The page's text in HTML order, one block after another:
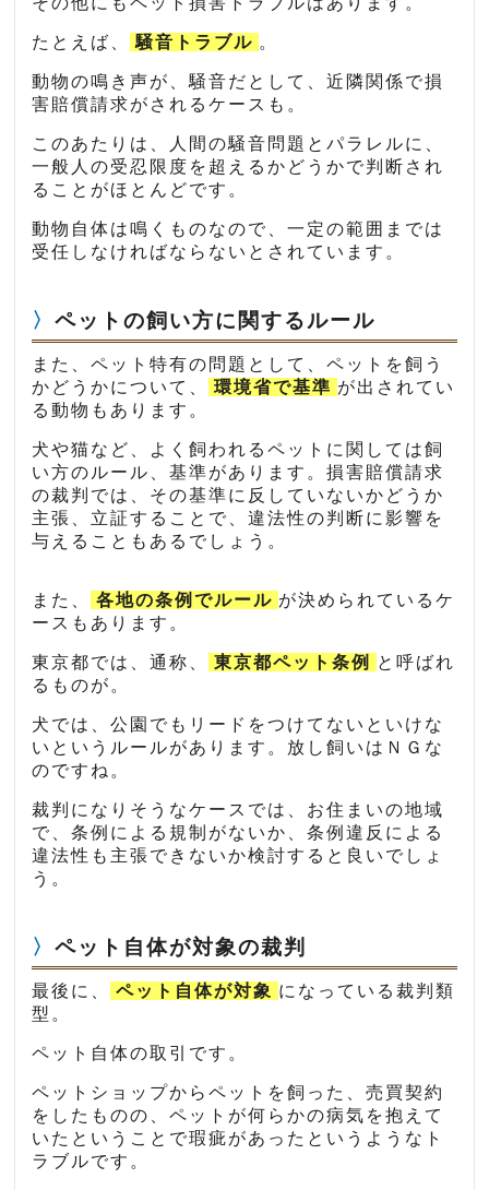
たとえば、 騒音トラブル 。
動物の鳴き声が、騒音だとして、近隣関係で損
害賠償請求がされるケースも。
このあたりは、人間の騒音問題とパラレルに、
一般人の受忍限度を超えるかどうかで判断され
ることがほとんどです。
動物自体は鳴くものなので、一定の範囲までは
受任しなければならないとされています。
ペットの飼い方に関するルール
また、ペット特有の問題として、ペットを飼う
かどうかについて、
環境省で基準 が出されてい
る動物もあります。
犬や猫など、よく飼われるペットに関しては飼
い方のルール、基準があります。損害賠償請求
の裁判では、その基準に反していないかどうか
主張、立証することで、違法性の判断に影響を
与えることもあるでしょう。
また、 各地の条例でルール が決められているケ
ースもあります。
東京都では、通称、 東京都ペット条例
と呼ばれ
るものが。
犬では、公園でもリードをつけてないといけな
いというルールがあります。放し飼いはＮＧな
のですね。
裁判になりそうなケースでは、お住まいの地域
で、条例による規制がないか、条例違反による
違法性も主張できないか検討すると良いでしょ
う。
ペット自体が対象の裁判
最後に、 ペット自体が対象 になっている裁判類
型。
ペット自体の取引です。
ペットショップからペットを飼った、売買契約
をしたものの、ペットが何らかの病気を抱えて
いたということで瑕疵があったというようなト
ラブルです。